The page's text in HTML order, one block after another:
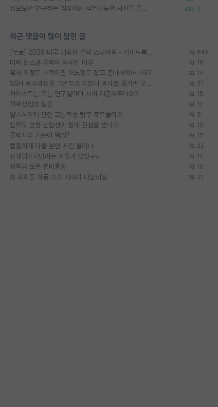
정보보안 연구하는 입장에선 식별가능한 사진을 올리는건 비추이긴함 5
최근 댓글이 많이 달린 글
[무료] 2026 미국 대학원 유학 스타터팩 - 가이드북 & 합격자 컨택메일 템플릿 645
미박 탑스쿨 유학이 빡세진 이유 19
혹시 이정도 스펙이면 어느정도 잡고 준비해야하나요? 14
SSH 박사과정을 그만두고 지방대 박사로 옮기면 교수의 꿈은 끝일까요? 21
카이스트는 모든 연구실마다 서버 제공해주나요? 15
학부신입생 질문 12
알츠하이머 관련 고등학생 탐구 포트폴리오 9
입학도 안한 신입생이 원래 관심을 받나요 10
물박사의 기준이 뭐임? 17
랩홈피에 다들 본인 사진 올리냐 22
신생랩가지말라는 이유가 있었구나 12
장학금 모은 랩비통장 10
AI 학회들 거품 슬슬 지적이 나오네요 21